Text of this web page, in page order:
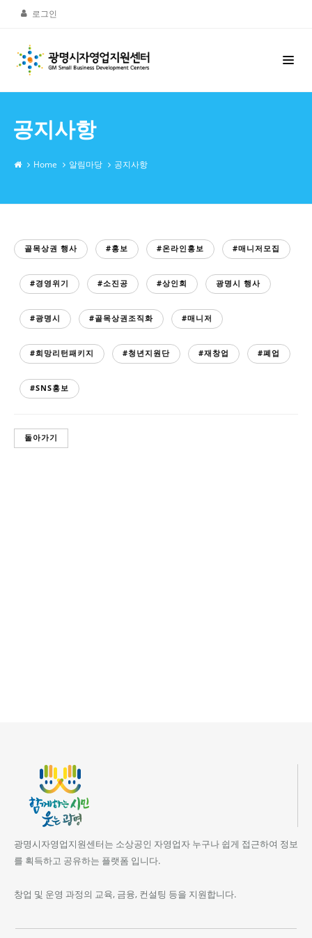
로그인
공지사항
Home 알림마당 공지사항
골목상권 행사 #홍보 #온라인홍보 #매니저모집
#경영위기 #소진공 #상인회 광명시 행사
#광명시 #골목상권조직화 #매니저
#희망리턴패키지 #청년지원단 #재창업 #폐업
#SNS홍보
돌아가기
광명시자영업지원센터는 소상공인 자영업자 누구나 쉽게 접근하여 정보
를 획득하고 공유하는 플랫폼 입니다.
창업 및 운영 과정의 교육, 금융, 컨설팅 등을 지원합니다.